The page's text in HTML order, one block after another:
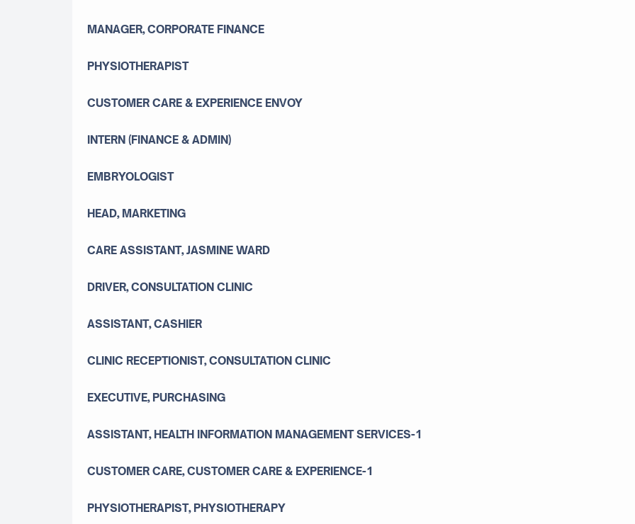
MANAGER, CORPORATE FINANCE
PHYSIOTHERAPIST
CUSTOMER CARE & EXPERIENCE ENVOY
INTERN (FINANCE & ADMIN)
EMBRYOLOGIST
HEAD, MARKETING
CARE ASSISTANT, JASMINE WARD
DRIVER, CONSULTATION CLINIC
ASSISTANT, CASHIER
CLINIC RECEPTIONIST, CONSULTATION CLINIC
EXECUTIVE, PURCHASING
ASSISTANT, HEALTH INFORMATION MANAGEMENT SERVICES-1
CUSTOMER CARE, CUSTOMER CARE & EXPERIENCE-1
PHYSIOTHERAPIST, PHYSIOTHERAPY